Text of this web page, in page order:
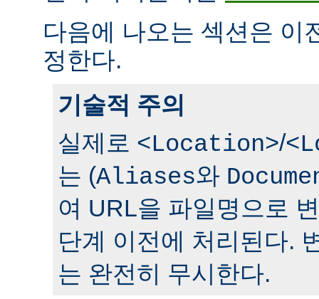
다음에 나오는 섹션은 이
정한다.
기술적 주의
실제로 <Location>/
는 (Aliases와
여 URL을 파일명으로
단계 이전에 처리된다.
는 완전히 무시한다.